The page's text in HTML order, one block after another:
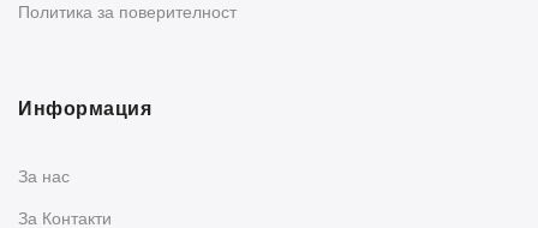
Политика за поверителност
Информация
За нас
За Контакти